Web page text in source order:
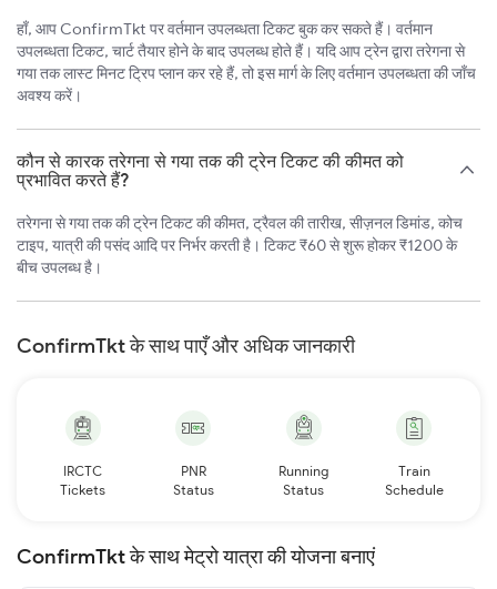
हाँ, आप ConfirmTkt पर वर्तमान उपलब्धता टिकट बुक कर सकते हैं। वर्तमान
उपलब्धता टिकट, चार्ट तैयार होने के बाद उपलब्ध होते हैं। यदि आप ट्रेन द्वारा तरेगना से
गया तक लास्ट मिनट ट्रिप प्लान कर रहे हैं, तो इस मार्ग के लिए वर्तमान उपलब्धता की जाँच
अवश्य करें।
कौन से कारक तरेगना से गया तक की ट्रेन टिकट की कीमत को
प्रभावित करते हैं?
तरेगना से गया तक की ट्रेन टिकट की कीमत, ट्रैवल की तारीख, सीज़नल डिमांड, कोच
टाइप, यात्री की पसंद आदि पर निर्भर करती है। टिकट ₹60 से शुरू होकर ₹1200 के
बीच उपलब्ध है।
ConfirmTkt के साथ पाएँ और अधिक जानकारी
IRCTC
Tickets
PNR
Status
Running
Status
Train
Schedule
ConfirmTkt के साथ मेट्रो यात्रा की योजना बनाएं